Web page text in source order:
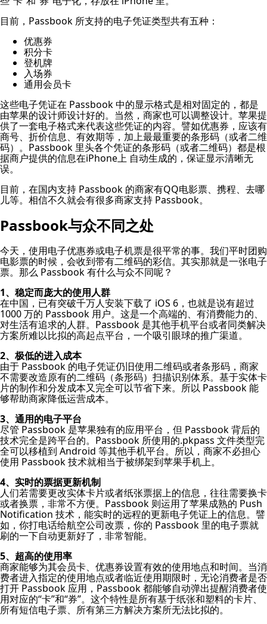
目前，Passbook 所支持的电子凭证类型共有五种：
优惠券
积分卡
登机牌
入场券
通用会员卡
这些电子凭证在 Passbook 中的显示格式是相对固定的，都是
由苹果的设计师设计好的。当然，商家也可以调整设计。苹果提
供了一套电子格式来代表这些凭证的内容。譬如优惠券，应该有
商号、折价信息、有效期等，加上最最重要的条形码（或者二维
码）。Passbook 里头各个凭证的条形码（或者二维码）都是根
据商户提供的信息在iPhone上 自动生成的，保证显示清晰无
误。
目前，在国内支持 Passbook 的商家有QQ电影票、携程、去哪
儿等。相信不久就会有很多商家支持 Passbook。
Passbook与众不同之处
今天，使用电子优惠券或电子机票是很平常的事。我们平时团购
电影票的时候，会收到带有二维码的彩信。其实那就是一张电子
票。那么 Passbook 有什么与众不同呢？
1、稳定而庞大的使用人群
在中国，已有突破千万人安装下载了 iOS 6，也就是说有超过
1000 万的 Passbook 用户。这是一个高端的、有消费能力的、
对生活有追求的人群。Passbook 是其他手机平台或者同类解决
方案所难以比拟的高起点平台，一个吸引眼球的推广渠道。
2、极低的进入成本
由于 Passbook 的电子凭证仍旧使用二维码或者条形码，商家
不需要改造原有的二维码（条形码）扫描识别体系。基于实体卡
片的制作和分发成本又完全可以节省下来。所以 Passbook 能
够帮助商家降低运营成本。
3、通用的电子平台
尽管 Passbook 是苹果独有的应用平台，但 Passbook 背后的
技术完全是跨平台的。Passbook 所使用的.pkpass 文件类型完
全可以移植到 Android 等其他手机平台。所以，商家不必担心
使用 Passbook 技术就相当于被绑架到苹果手机上。
4、实时的票据更新机制
人们若需要更改实体卡片或者纸张票据上的信息，往往需要换卡
或者换票，非常不方便。Passbook 则运用了苹果成熟的 Push
Notification 技术，能实时的远程的更新电子凭证上的信息。譬
如，你打电话给航空公司改票，你的 Passbook 里的电子票就
刷的一下自动更新好了，非常智能。
5、超高的使用率
商家能够为其会员卡、优惠券设置有效的使用地点和时间。当消
费者进入指定的使用地点或者临近使用期限时，无论消费者是否
打开 Passbook 应用，Passbook 都能够自动弹出提醒消费者使
用对应的“卡”和“券”。这个特性是所有基于纸张和塑料的卡片、
所有短信电子票、所有第三方解决方案所无法比拟的。